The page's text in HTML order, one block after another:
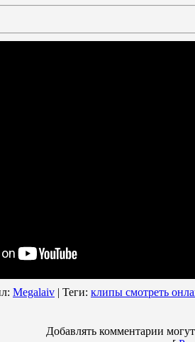
: Megalaiv | Теги: клипы смотреть
Добавлять комментарии